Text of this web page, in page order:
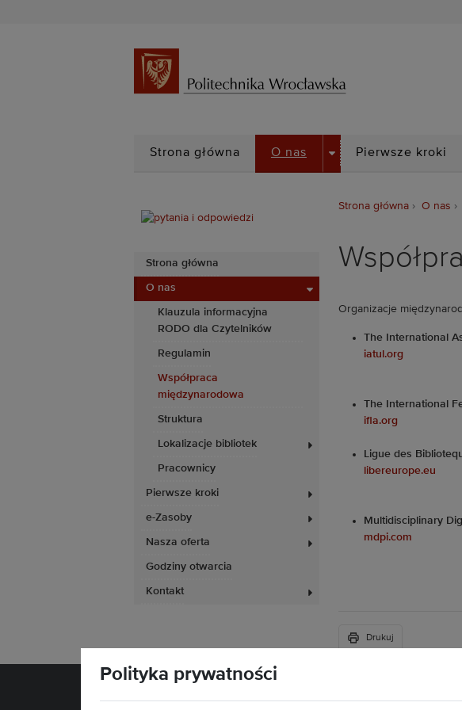
Strona główna O nas
DROPDOWN
Pierwsze kroki
Strona główna
O nas
Klauzula informacyjna
RODO dla Czytelników
Regulamin
Współpraca
międzynarodowa
Struktura
Lokalizacje bibliotek
Pracownicy
Pierwsze kroki
e-Zasoby
Nasza oferta
Godziny otwarcia
Kontakt
Strona główna O nas
Organizacje
The International
iatul.org
The International
ifla.org
Ligue des
libereurope.eu
Multidisciplinary
mdpi.com
Drukuj
Polityka prywatności